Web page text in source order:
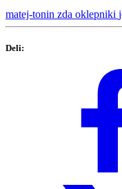
matej-tonin zda oklepniki
Deli: